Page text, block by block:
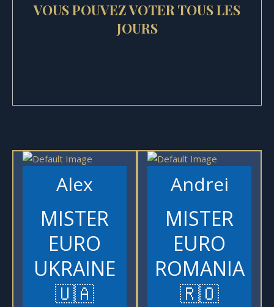
VOUS POUVEZ VOTER TOUS LES
JOURS
Alex
MISTER
EURO
UKRAINE
🇺🇦
Andrei
MISTER
EURO
ROMANIA
🇷🇴